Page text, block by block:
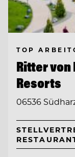
TOP
Ritter
Resorts
06536